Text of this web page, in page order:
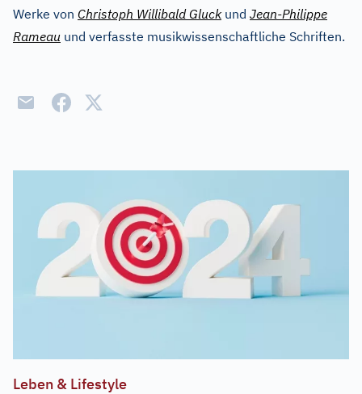
Werke von Christoph Willibald Gluckund Jean-Philippe
Rameau und verfasste musikwissenschaftliche Schriften.
Leben & Lifestyle